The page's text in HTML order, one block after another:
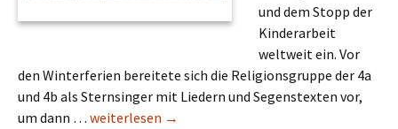
und dem Stopp der
Kinderarbeit
weltweit ein. Vor
den Winterferien bereitete sich die Religionsgruppe der 4a
und 4b als Sternsinger mit Liedern und Segenstexten vor,
um dann … Schule statt Fabrik
weiterlesen →